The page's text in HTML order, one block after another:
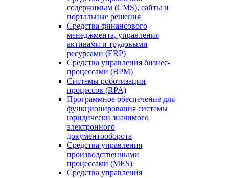
содержимым (CMS), сайты и
портальные решения
Средства финансового
менеджмента, управления
активами и трудовыми
ресурсами (ERP)
Средства управления бизнес-
процессами (BPM)
Системы роботизации
процессов (RPA)
Программное обеспечение для
функционирования системы
юридически значимого
электронного
документооборота
Средства управления
производственными
процессами (MES)
Средства управления